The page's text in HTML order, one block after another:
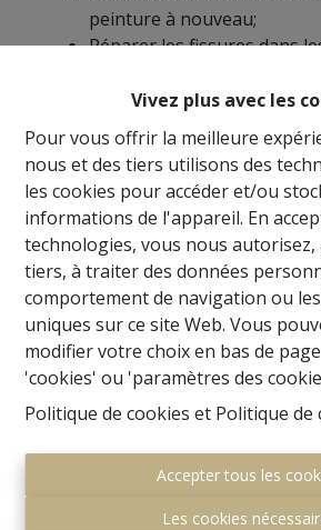
Vivez plus avec les
Pour vous offrir la meilleure
nous et des tiers utilisons des
les cookies pour accéder et/ou
informations de l'appareil. En
technologies, vous nous autorisez,
tiers, à traiter des données
comportement de navigation ou
uniques sur ce site Web. Vous
modifier votre choix en bas de
'cookies' ou 'paramètres des
Politique de cookies et Politique
Accepter tous les
Les cookies
peinture à nouveau;
Réparer les fissures dans
Assurez-vous que les
ouverts lorsque les
Allumez quelques lumières
l'atmosphère dans la
Mettez de la musique de
Placez une belle plante ou
fraîchement coupées dans
donnent une impression
Assurez-vous que toutes
porte sont sécurisées;
Cuisine / salle de bain
Armoires ouvertes bien
Polir soigneusement les
et réparer les fuites;
Assurez-vous qu'aucun bac